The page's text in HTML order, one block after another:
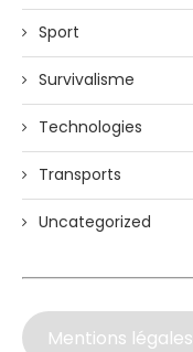
Sport
Survivalisme
Technologies
Transports
Uncategorized
Mentions légales